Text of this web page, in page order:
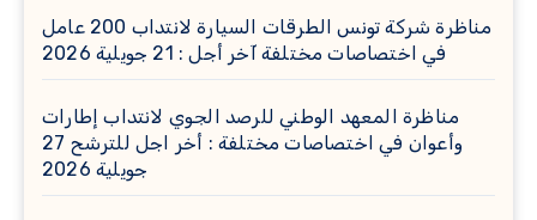
مناظرة شركة تونس الطرقات السيارة لانتداب 200 عامل
في اختصاصات مختلفة آخر أجل : 21 جويلية 2026
مناظرة المعهد الوطني للرصد الجوي لانتداب إطارات
وأعوان في اختصاصات مختلفة : أخر اجل للترشح 27
جويلية 2026